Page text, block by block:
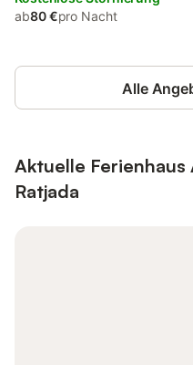
ab80 €pro Nacht
Alle
Aktuelle Ferienhaus
Ratjada